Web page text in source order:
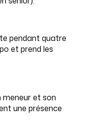
pendant quatre
et prend les
meneur et son
une présence